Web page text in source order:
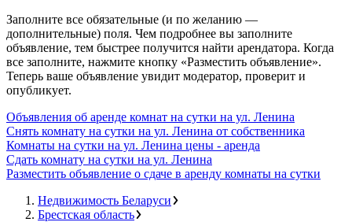
Заполните все обязательные (и по желанию —
дополнительные) поля. Чем подробнее вы заполните
объявление, тем быстрее получится найти арендатора. Когда
все заполните, нажмите кнопку «Разместить объявление».
Теперь ваше объявление увидит модератор, проверит и
опубликует.
Объявления об аренде комнат на сутки на ул. Ленина
Снять комнату на сутки на ул. Ленина от собственника
Комнаты на сутки на ул. Ленина цены - аренда
Сдать комнату на сутки на ул. Ленина
Разместить объявление о сдаче в аренду комнаты на сутки
Недвижимость Беларуси
Брестская область